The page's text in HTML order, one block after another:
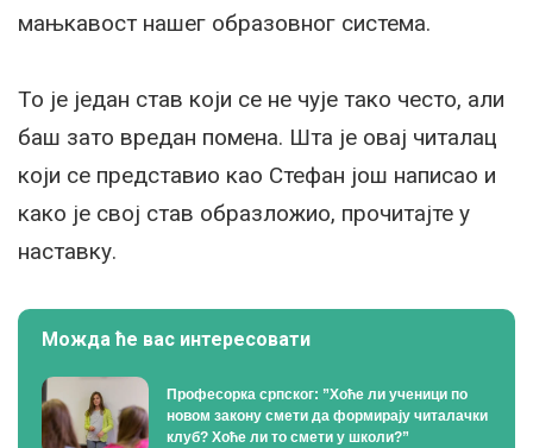
мањкавост нашег образовног система.
То је један став који се не чује тако често, али
баш зато вредан помена. Шта је овај читалац
који се представио као Стефан још написао и
како је свој став образложио, прочитајте у
наставку.
Можда ће вас интересовати
Професорка српског: ”Хоће ли ученици по
новом закону смети да формирају читалачки
клуб? Хоће ли то смети у школи?”